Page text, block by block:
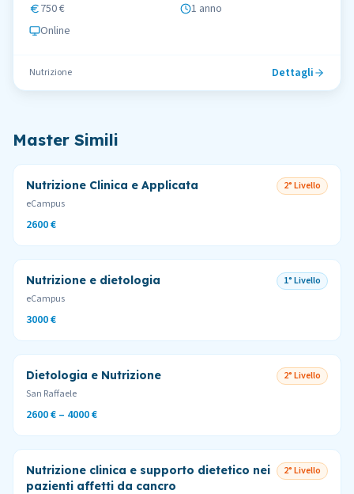
750 €
1 anno
Online
Nutrizione Dettagli
Master Simili
Nutrizione Clinica e Applicata
2° Livello
eCampus
2600 €
Nutrizione e dietologia
1° Livello
eCampus
3000 €
Dietologia e Nutrizione
2° Livello
San Raffaele
2600 € – 4000 €
Nutrizione clinica e supporto dietetico nei
pazienti affetti da cancro
2° Livello